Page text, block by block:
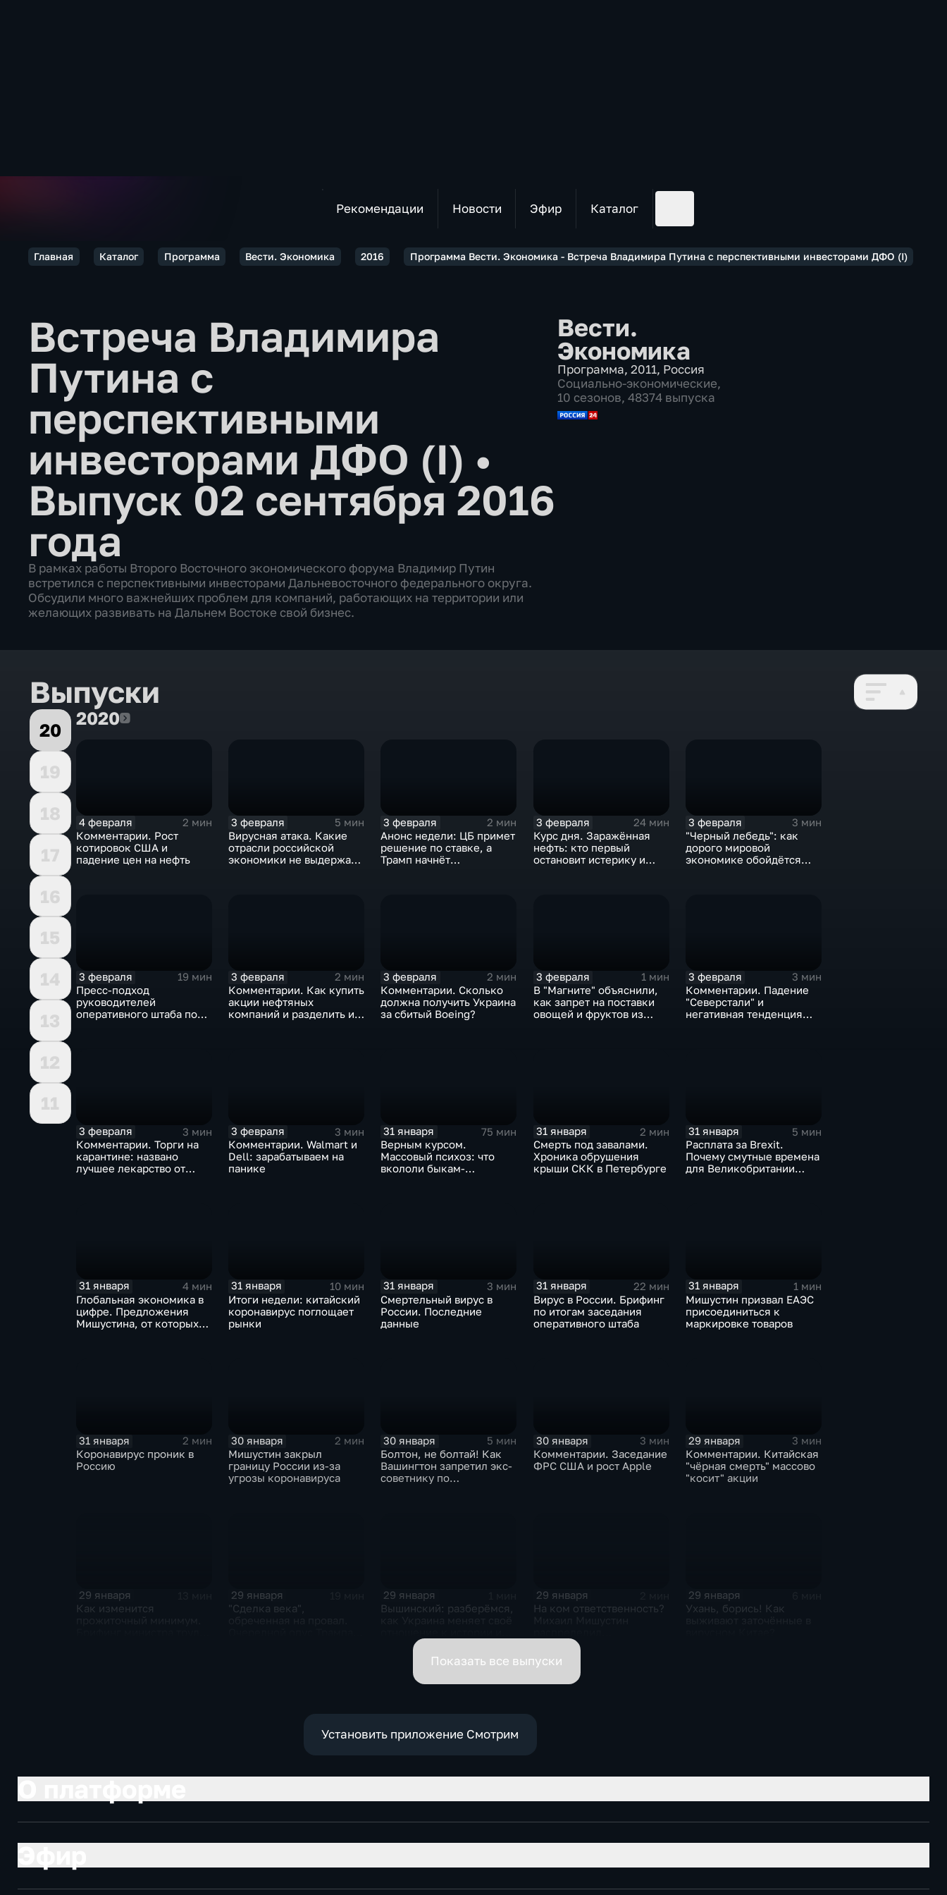
Рекомендации Новости Эфир Каталог
Главная Каталог Программа Вести. Экономика 2016 Программа Вести. Экономика - Встреча Владимира Путина с перспективными инвесторами ДФО (I)
Встреча Владимира
Путина с
перспективными
инвесторами ДФО (I) •
Выпуск 02 сентября 2016
года
В рамках работы Второго Восточного экономического форума Владимир Путин
встретился с перспективными инвесторами Дальневосточного федерального округа.
Обсудили много важнейших проблем для компаний, работающих на территории или
желающих развивать на Дальнем Востоке свой бизнес.
Вести.
Экономика
Программа, 2011, Россия
Социально-экономические,
10 сезонов, 48374 выпуска
Выпуски
20
19
18
17
16
15
14
13
12
11
20202020
4 февраля
2 мин
Комментарии. Рост
котировок США и
падение цен на нефть
3 февраля
5 мин
Вирусная атака. Какие
отрасли российской
экономики не выдержат
3 февраля
2 мин
Анонс недели: ЦБ примет
решение по ставке, а
Трамп начнёт
3 февраля
24 мин
Курс дня. Заражённая
нефть: кто первый
остановит истерику и
3 февраля
3 мин
"Черный лебедь": как
дорого мировой
экономике обойдётся
3 февраля
19 мин
Пресс-подход
руководителей
оперативного штаба по
3 февраля
2 мин
Комментарии. Как купить
акции нефтяных
компаний и разделить их
3 февраля
2 мин
Комментарии. Сколько
должна получить Украина
за сбитый Boeing?
3 февраля
1 мин
В "Магните" объяснили,
как запрет на поставки
овощей и фруктов из
3 февраля
3 мин
Комментарии. Падение
"Северстали" и
негативная тенденция
3 февраля
3 мин
Комментарии. Торги на
карантине: названо
лучшее лекарство от
3 февраля
3 мин
Комментарии. Walmart и
Dell: зарабатываем на
панике
31 января
75 мин
Верным курсом.
Массовый психоз: что
вкололи быкам-
31 января
2 мин
Смерть под завалами.
Хроника обрушения
крыши СКК в Петербурге
31 января
5 мин
Расплата за Brexit.
Почему смутные времена
для Великобритании
31 января
4 мин
Глобальная экономика в
цифре. Предложения
Мишустина, от которых
31 января
10 мин
Итоги недели: китайский
коронавирус поглощает
рынки
31 января
3 мин
Смертельный вирус в
России. Последние
данные
31 января
22 мин
Вирус в России. Брифинг
по итогам заседания
оперативного штаба
31 января
1 мин
Мишустин призвал ЕАЭС
присоединиться к
маркировке товаров
31 января
2 мин
Коронавирус проник в
Россию
30 января
2 мин
Мишустин закрыл
границу России из-за
угрозы коронавируса
30 января
5 мин
Болтон, не болтай! Как
Вашингтон запретил экс-
советнику по
30 января
3 мин
Комментарии. Заседание
ФРС США и рост Apple
29 января
3 мин
Комментарии. Китайская
"чёрная смерть" массово
"косит" акции
29 января
Как изменится
29 января
"Сделка века",
29 января
Вышинский: разберёмся,
почему
29 января
На ком ответственность?
обязанности вице-
премьеров
29 января
Ухань, борись! Как
Показать все выпуски
Установить приложение Смотрим